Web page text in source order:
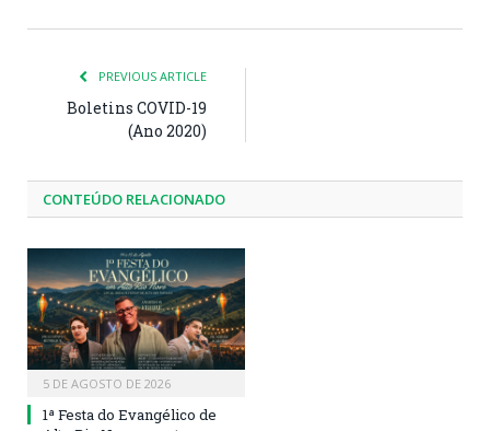
PREVIOUS ARTICLE
Boletins COVID-19
(Ano 2020)
CONTEÚDO RELACIONADO
5 DE AGOSTO DE 2026
1ª Festa do Evangélico de